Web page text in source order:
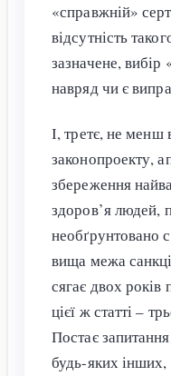
«справжній»
відсутність
зазначене, вибір
навряд чи є
І, третє, не
законопроекту,
збереження
здоров’я людей,
необґрунтовано
вища межа
сягає двох років
цієї ж статті –
Постає
будь-яких інших,